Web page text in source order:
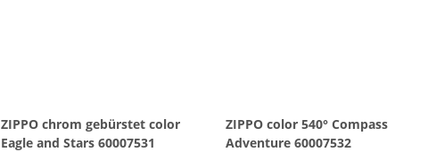
ZIPPO chrom gebürstet color
Eagle and Stars 60007531
ZIPPO color 540° Compass
Adventure 60007532